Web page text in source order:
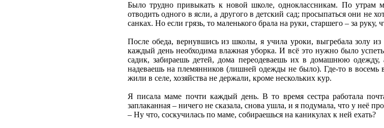
Было трудно привыкать к новой школе, одноклассникам. По утрам
отводить одного в ясли, а другого в детский сад; просыпаться они не
санках. Но если грязь, то маленького брала на руки, старшего – за
После обеда, вернувшись из школы, я учила уроки, выгребала золу
каждый день необходима влажная уборка. И всё это нужно было
садик, забираешь детей, дома переодеваешь их в домашнюю
надеваешь на племянников (лишней одежды не было). Где-то в
жили в селе, хозяйства не держали, кроме нескольких кур.
Я писала маме почти каждый день. В то время сестра работала
заплаканная – ничего не сказала, снова ушла, и я подумала, что у неё
– Ну что, соскучилась по маме, собираешься на каникулах к ней ехать?